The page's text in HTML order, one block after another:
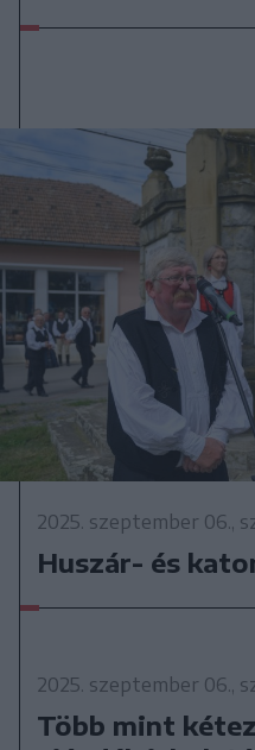
2025. szeptember 06.,
Huszár- és
2025. szeptember 06.,
Több mint